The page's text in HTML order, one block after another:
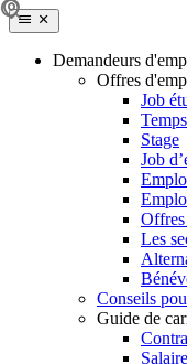
Demandeurs
Offres
Job
Stage
Job
Offres
Les
Conseils
Guide de